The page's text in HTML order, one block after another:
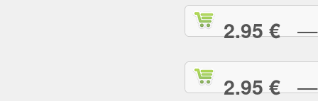
2.95 €—
2.95 €—